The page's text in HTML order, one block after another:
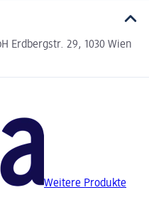
Erdbergstr. 29, 1030 Wien
Weitere Produkte